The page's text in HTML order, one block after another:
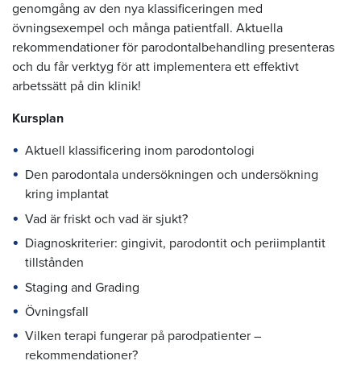
genomgång av den nya klassificeringen med
övningsexempel och många patientfall. Aktuella
rekommendationer för parodontalbehandling presenteras
och du får verktyg för att implementera ett effektivt
arbetssätt på din klinik!
Kursplan
Aktuell klassificering inom parodontologi
Den parodontala undersökningen och undersökning
kring implantat
Vad är friskt och vad är sjukt?
Diagnoskriterier: gingivit, parodontit och periimplantit
tillstånden
Staging and Grading
Övningsfall
Vilken terapi fungerar på parodpatienter –
rekommendationer?